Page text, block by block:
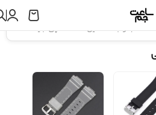
»قاب و بند استیل ساعت مچی جیشاک GA-2100